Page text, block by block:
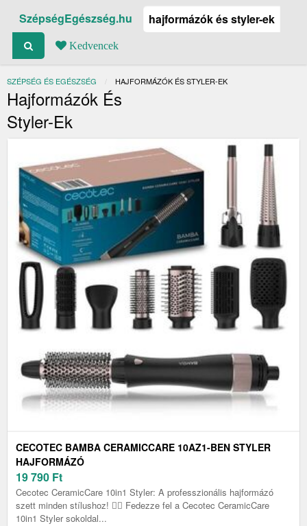
SzépségEgészség.hu
Kedvencek
SZÉPSÉG ÉS EGÉSZSÉG JELENLEGI:
HAJFORMÁZÓK ÉS STYLER-EK
Hajformázók És
Styler-Ek
CECOTEC BAMBA CERAMICCARE 10AZ1-BEN STYLER
HAJFORMÁZÓ
19 790 Ft
Cecotec CeramicCare 10in1 Styler: A professzionális hajformázó
szett minden stílushoz! 💁‍♀️ Fedezze fel a Cecotec CeramicCare
10in1 Styler sokoldal...